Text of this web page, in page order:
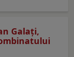
Galaţi,